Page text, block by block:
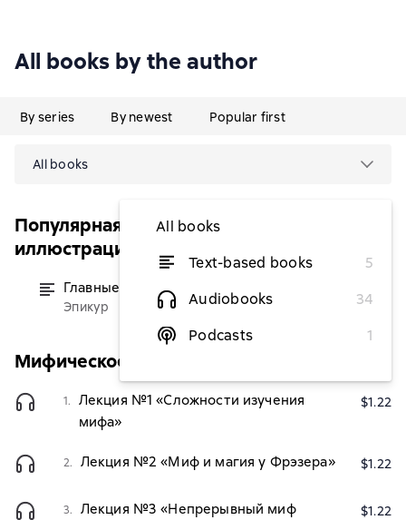
All books by the author
By series By newest Popular first
All books
All books
Text-based books
5
Audiobooks
34
Podcasts
1
Популярная философия с
иллюстрациями
Главные мысли
Эпикур
Мифическое и логическое мышление
1.
Лекция №1 «Сложности изучения
мифа»
$1.22
2. Лекция №2 «Миф и магия у Фрэзера» $1.22
3.
Лекция №3 «Непрерывный миф
$1.22